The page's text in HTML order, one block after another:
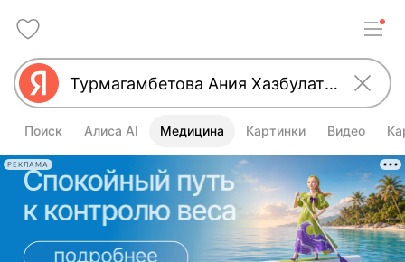
Поиск Алиса AI Медицина Картинки Видео
РЕКЛАМА